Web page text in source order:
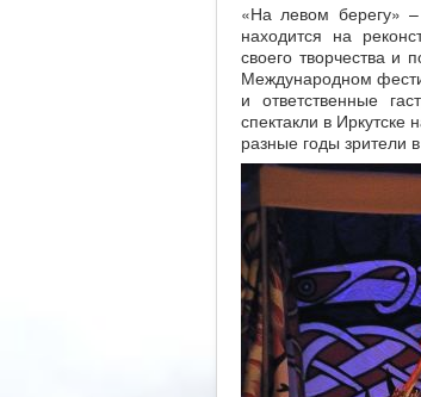
«На левом берегу»
находится на
своего творчества и
Международном
и ответственные
спектакли в
разные годы зрители